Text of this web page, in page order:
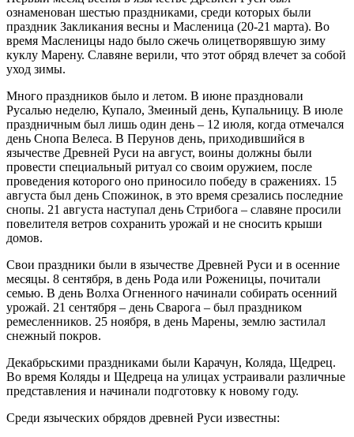
ознаменован шестью праздниками, среди которых были
праздник Закликания весны и Масленица (20-21 марта). Во
время Масленицы надо было сжечь олицетворявшую зиму
куклу Марену. Славяне верили, что этот обряд влечет за собой
уход зимы.
Много праздников было и летом. В июне праздновали
Русалью неделю, Купало, Змеиный день, Купальницу. В июле
праздничным был лишь один день – 12 июля, когда отмечался
день Снопа Велеса. В Перунов день, приходившийся в
язычестве Древней Руси на август, воины должны были
провести специальный ритуал со своим оружием, после
проведения которого оно приносило победу в сражениях. 15
августа был день Спожинок, в это время срезались последние
снопы. 21 августа наступал день Стрибога – славяне просили
повелителя ветров сохранить урожай и не сносить крыши
домов.
Свои праздники были в язычестве Древней Руси и в осенние
месяцы. 8 сентября, в день Рода или Роженицы, почитали
семью. В день Волха Огненного начинали собирать осенний
урожай. 21 сентября – день Сварога – был праздником
ремесленников. 25 ноября, в день Марены, землю застилал
снежный покров.
Декабрьскими праздниками были Карачун, Коляда, Щедрец.
Во время Коляды и Щедреца на улицах устраивали различные
представления и начинали подготовку к новому году.
Среди языческих обрядов древней Руси известны: